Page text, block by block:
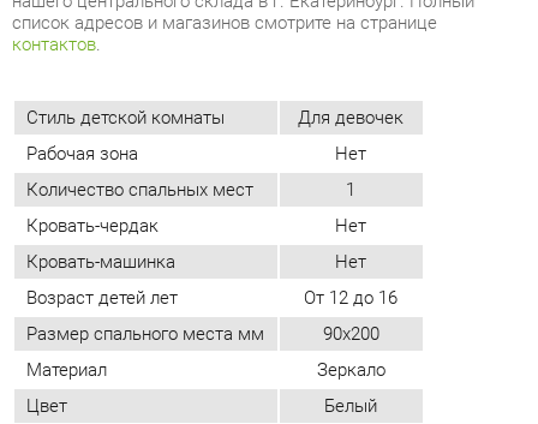
Рабочая зона
Нет
Количество спальных мест
Кровать-машинка
Нет
Возраст детей лет
От 12 до 16
Размер спального места мм
90х200
Материал
Зеркало
Цвет
Белый
Стиль интерьера
Классический
ОТЗЫВЫ
Пока нет отзывов, поделитесь первым своим мнением.